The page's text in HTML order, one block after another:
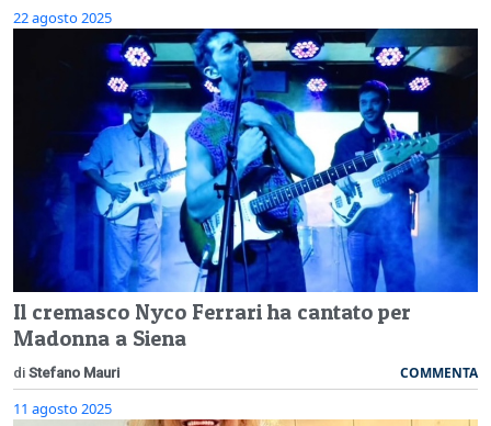
22 agosto 2025
Il cremasco Nyco Ferrari ha cantato per
Madonna a Siena
di Stefano Mauri COMMENTA
11 agosto 2025